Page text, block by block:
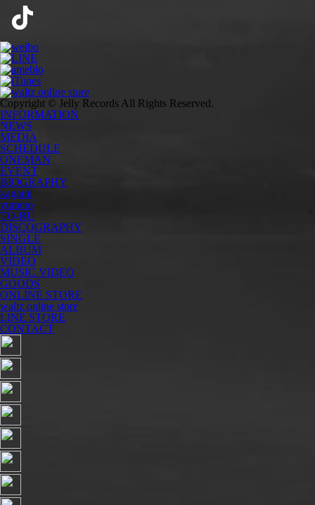
Copyright © Jelly Records All Rights Reserved.
INFORMATION
NEWS
MEDIA
SCHEDULE
ONEMAN
EVENT
BIOGRAPHY
kagami
yumeto
TO-RU
DISCOGRAPHY
SINGLE
ALBUM
VIDEO
MUSIC VIDEO
GOODS
ONLINE STORE
waltz online store
LINE STORE
CONTACT